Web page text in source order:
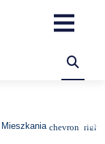
Mieszkania